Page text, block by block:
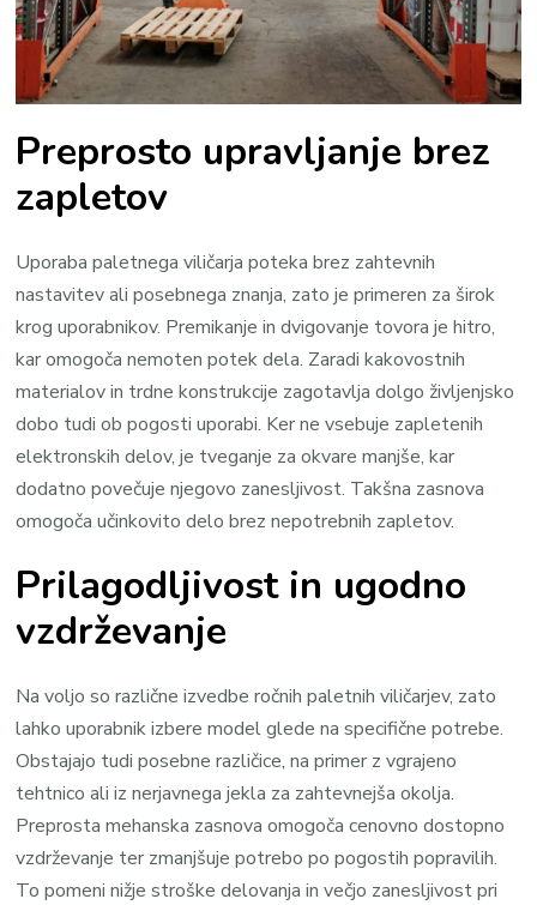
Preprosto upravljanje brez
zapletov
Uporaba paletnega viličarja poteka brez zahtevnih
nastavitev ali posebnega znanja, zato je primeren za širok
krog uporabnikov. Premikanje in dvigovanje tovora je hitro,
kar omogoča nemoten potek dela. Zaradi kakovostnih
materialov in trdne konstrukcije zagotavlja dolgo življenjsko
dobo tudi ob pogosti uporabi. Ker ne vsebuje zapletenih
elektronskih delov, je tveganje za okvare manjše, kar
dodatno povečuje njegovo zanesljivost. Takšna zasnova
omogoča učinkovito delo brez nepotrebnih zapletov.
Prilagodljivost in ugodno
vzdrževanje
Na voljo so različne izvedbe ročnih paletnih viličarjev, zato
lahko uporabnik izbere model glede na specifične potrebe.
Obstajajo tudi posebne različice, na primer z vgrajeno
tehtnico ali iz nerjavnega jekla za zahtevnejša okolja.
Preprosta mehanska zasnova omogoča cenovno dostopno
vzdrževanje ter zmanjšuje potrebo po pogostih popravilih.
To pomeni nižje stroške delovanja in večjo zanesljivost pri